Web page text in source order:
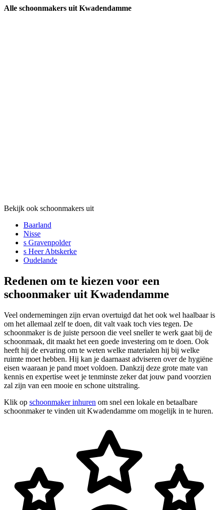
Alle schoonmakers uit Kwadendamme
Bekijk ook schoonmakers uit
Baarland
Nisse
s Gravenpolder
s Heer Abtskerke
Oudelande
Redenen om te kiezen voor een
schoonmaker uit Kwadendamme
Veel ondernemingen zijn ervan overtuigd dat het ook wel haalbaar is
om het allemaal zelf te doen, dit valt vaak toch vies tegen. De
schoonmaker is de juiste persoon die veel sneller te werk gaat bij de
schoonmaak, dit maakt het een goede investering om te doen. Ook
heeft hij de ervaring om te weten welke materialen hij bij welke
ruimte moet hebben. Hij kan je daarnaast adviseren over de hygiëne
eisen waaraan je pand moet voldoen. Dankzij deze grote mate van
kennis en expertise weet je tenminste zeker dat jouw pand voorzien
zal zijn van een mooie en schone uitstraling.
Klik op schoonmaker inhuren om snel een lokale en betaalbare
schoonmaker te vinden uit Kwadendamme om mogelijk in te huren.